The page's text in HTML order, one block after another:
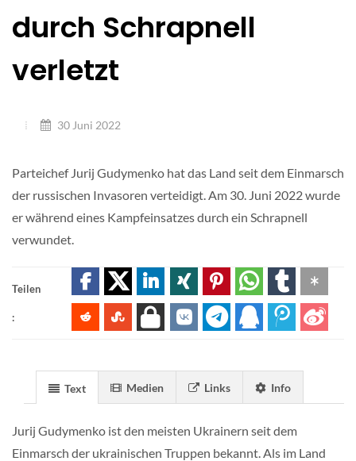
durch Schrapnell
verletzt
30 Juni 2022
Parteichef Jurij Gudymenko hat das Land seit dem Einmarsch
der russischen Invasoren verteidigt. Am 30. Juni 2022 wurde
er während eines Kampfeinsatzes durch ein Schrapnell
verwundet.
Teilen
:
Text Medien Links Info
Jurij Gudymenko ist den meisten Ukrainern seit dem
Einmarsch der ukrainischen Truppen bekannt. Als im Land